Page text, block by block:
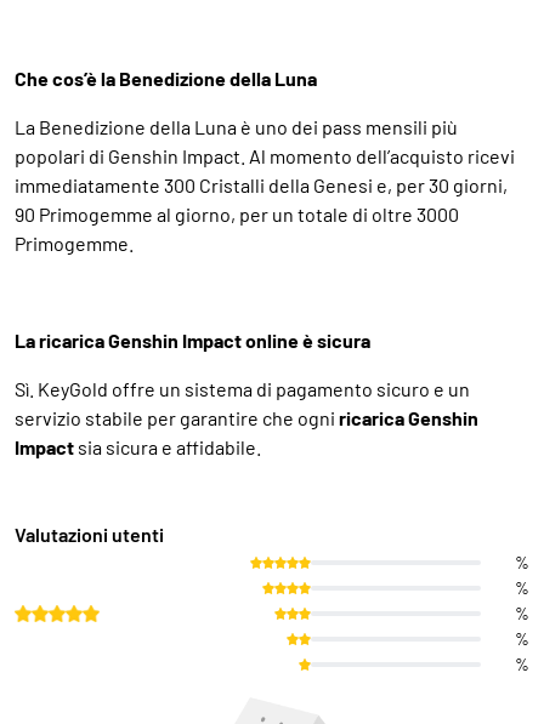
Che cos’è la Benedizione della Luna
La Benedizione della Luna è uno dei pass mensili più
popolari di Genshin Impact. Al momento dell’acquisto ricevi
immediatamente 300 Cristalli della Genesi e, per 30 giorni,
90 Primogemme al giorno, per un totale di oltre 3000
Primogemme.
La ricarica Genshin Impact online è sicura
Sì. KeyGold offre un sistema di pagamento sicuro e un
servizio stabile per garantire che ogni ricarica Genshin
Impact sia sicura e affidabile.
Valutazioni utenti
%
%
%
%
%